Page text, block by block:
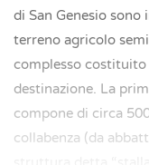
di San Genesio
terreno agricolo
complesso
destinazione. La
compone di circa
collabenza (da